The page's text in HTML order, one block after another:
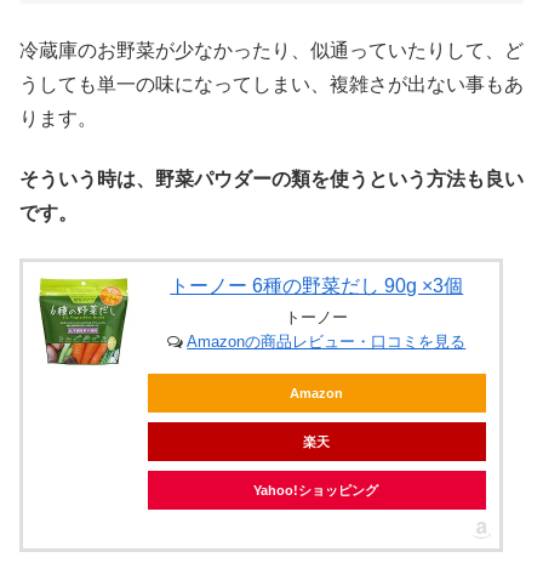
冷蔵庫のお野菜が少なかったり、似通っていたりして、ど
うしても単一の味になってしまい、複雑さが出ない事もあ
ります。
そういう時は、野菜パウダーの類を使うという方法も良い
です。
トーノー 6種の野菜だし 90g ×3個
トーノー
Amazonの商品レビュー・口コミを見る
Amazon
楽天
Yahoo!ショッピング